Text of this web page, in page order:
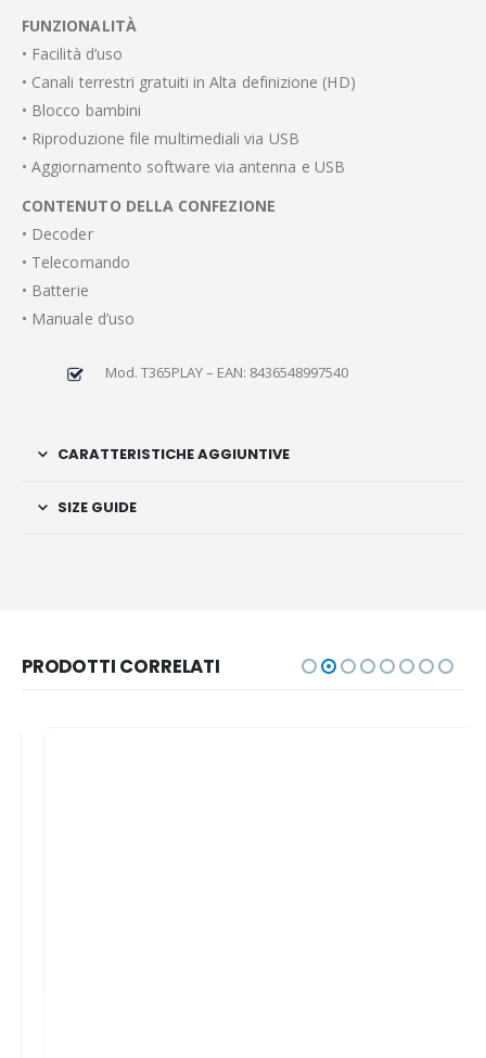
FUNZIONALITÀ
• Facilità d’uso
• Canali terrestri gratuiti in Alta definizione (HD)
• Blocco bambini
• Riproduzione file multimediali via USB
• Aggiornamento software via antenna e USB
CONTENUTO DELLA CONFEZIONE
• Decoder
• Telecomando
• Batterie
• Manuale d’uso
Mod. T365PLAY – EAN: 8436548997540
CARATTERISTICHE AGGIUNTIVE
SIZE GUIDE
PRODOTTI CORRELATI